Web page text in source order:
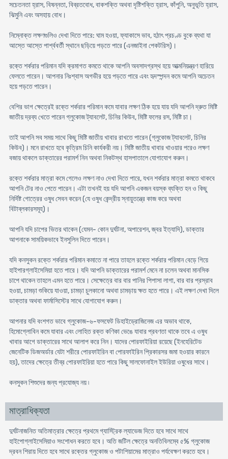
সচেতনতা হ্রাস, বিষন্নতা, বিব্রতবোধ, বাকশক্তি অথবা দৃষ্টিশক্তি হ্রাস, কাঁপুনি, অনুভূতি হ্রাস,
ঝিমুনি এবং অসহায় বোধ।
নিম্নোক্ত লক্ষণগুলিও দেখা দিতে পারে: ঘাম হওয়া, ফ্যাকাসে ভাব, হঠাৎ প্রচণ্ড বুকে ব্যথা যা
আস্তে আস্তে পার্শ্ববর্তী স্থানে ছড়িয়ে পড়তে পারে (এনজাইনা পেকটরিস)।
রক্তে শর্করার পরিমান যদি ক্রমাগত কমতে থাকে আপনি অবসাদগ্রস্থ হয়ে আত্মনিয়ন্ত্রণ হারিয়ে
ফেলতে পারেন। আপনার নিঃশ্বাস অগভীর হয়ে পড়তে পারে এবং হৃদস্পন্দন কমে আপনি অচেতন
হয়ে পড়তে পারেন।
বেশির ভাগ ক্ষেত্রেই রক্তে শর্করার পরিমান কমে যাবার লক্ষণ ঠিক হয়ে যায় যদি আপনি দ্রুত মিষ্টি
জাতীয় দ্রব্য খেতে পারেন গ্লুকোজ ট্যাবলেট, চিনির কিউব, মিষ্টি ফলের রস, মিষ্টি চা।
তাই আপনি সব সময় সাথে কিছু মিষ্টি জাতীয় খাবার রাখতে পারেন (গ্লুকোজ ট্যাবলেট, চিনির
কিউব)। মনে রাখতে হবে কৃত্রিম চিনি কার্যকরী নয়। মিষ্টি জাতীয় খাবার খাওয়ার পরেও লক্ষণ
বজায় থাকলে ডাক্তারের পরামর্শ নিন অথবা নিকটস্থ হাসপাতালে যোগাযোগ করুন।
রক্তে শর্করার মাত্রা কমে গেলেও লক্ষণ নাও দেখা দিতে পারে, যখন শর্করার মাত্রা কমতে থাকবে
আপনি টের নাও পেতে পারেন। এটা তখনই হয় যদি আপনি একজন বয়স্ক ব্যক্তি হন ও কিছু
নির্দিষ্ট গোত্রের ওষুধ সেবন করেন (যে ওষুধ কেন্দ্রীয় স্নায়ুতন্ত্রে কাজ করে অথবা
বিটাব্লকারসমূহ)।
আপনি যদি চাপের ভিতর থাকেন (যেমন- কোন দুর্ঘটনা, অপারেশন, জ্বর ইত্যাদি), ডাক্তার
আপনাকে সাময়িকভাবে ইনসুলিন দিতে পারেন।
যদি কনসুকন রক্তে শর্করার পরিমান কমাতে না পারে তাহলে রক্তে শর্করার পরিমান বেড়ে গিয়ে
হাইপারগ্লাইসেমিয়া হতে পারে। যদি আপনি ডাক্তারের পরামর্শ মেনে না চলেন অথবা মানসিক
চাপে থাকেন তাহলে এমন হতে পারে। সেক্ষেত্রে বার বার পানির পিপাসা লাগা, বার বার প্রস্রাব
হওয়া, চামড়া শুকিয়ে যাওয়া, চামড়া চুলকানো অথবা চামড়ায় ক্ষত হতে পারে। এই লক্ষণ দেখা দিলে
ডাক্তার অথবা ফার্মাসিস্টের সাথে যোগাযোগ করুন।
আপনার যদি বংশগত ভাবে গ্লুকোজ-৬-ফসফেট ডিহাইড্রোজিনেজ এর অভাব থাকে,
হিমোগ্লোবিন কমে যাবার এবং লোহিত রক্ত কণিকা ভেঙে যাবার প্রবণতা থাকে তবে এ ওষুধ
খাবার আগে ডাক্তারের সাথে আলাপ করে নিন। যাদের পোরফাইরিয়া রয়েছে (ইনহেরিটেড
জেনেটিক ডিজঅর্ডার যেটা শরীরে পোরফাইরিন বা পোরফাইরিন প্রিকারসর জমা হওয়ার কারনে
হয়), তাদের ক্ষেত্রে তীব্র পোরফাইরিয়া হতে পারে কিছু সালফোনাইল ইউরিয়া ওষুধের সাথে।
কনসুকন শিশুদের জন্য প্রযোজ্য নয় ৷
মাত্রাধিক্যতা
দুর্ঘটনাজনিত অতিমাত্রার ক্ষেত্রে প্রথমে গ্যাস্ট্রিক ল্যাভেজ দিতে হবে সাথে সাথে
হাইপোগ্লাইসেমিয়াও সংশোধন করতে হবে। অতি জটিল ক্ষেত্রে অনতিবিলম্বে ৫% গ্লুকোজ
দ্রবন শিরায় দিতে হবে সাথে রক্তের গ্লুকোজ ও পটাশিয়ামের মাত্রাও পর্যবেক্ষণ করতে হবে।